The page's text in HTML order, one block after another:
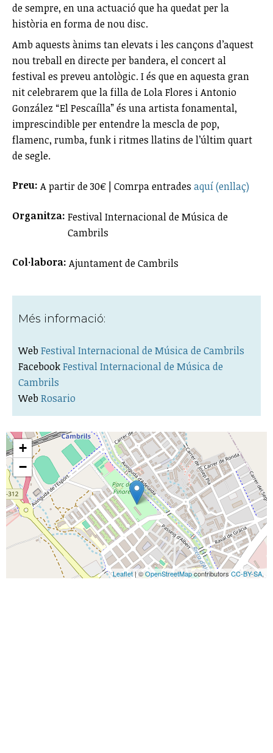
de sempre, en una actuació que ha quedat per la
història en forma de nou disc.
Amb aquests ànims tan elevats i les cançons d’aquest
nou treball en directe per bandera, el concert al
festival es preveu antològic. I és que en aquesta gran
nit celebrarem que la filla de Lola Flores i Antonio
González “El Pescaílla” és una artista fonamental,
imprescindible per entendre la mescla de pop,
flamenc, rumba, funk i ritmes llatins de l’últim quart
de segle.
Preu: A partir de 30€ | Comrpa entrades aquí (enllaç)
Organitza: Festival Internacional de Música de
Cambrils
Col·labora: Ajuntament de Cambrils
Més informació:
Web Festival Internacional de Música de Cambrils
FacebookFestival Internacional de Música de
Cambrils
Web Rosario
+
−
Leaflet| ©OpenStreetMapcontributorsCC-BY-SA,